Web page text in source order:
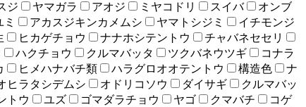
ジ ヤマガラ アオジ ミヤコドリ スイバ
オンブ
ミ アカスジキンカメムシ ヤマトシジミ
イチモンジ
ヒカゲチョウ ナナホシテントウ
チャバネセセリ
ハクチョウ クルマバッタ ツクバネウツギ
コナラ
ヒメハナバチ類 ハラグロオオテントウ 構造色
ナ
ヒラタシデムシ オドリコソウ ダイサギ
クルマバッ
トウ ユズ ゴマダラチョウ ヤゴ クマバチ
コゲ